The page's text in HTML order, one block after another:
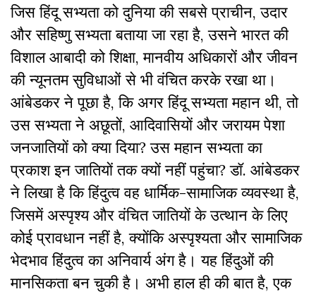
जिस हिंदू सभ्यता को दुनिया की सबसे प्राचीन, उदार
और सहिष्णु सभ्यता बताया जा रहा है, उसने भारत की
विशाल आबादी को शिक्षा, मानवीय अधिकारों और जीवन
की न्यूनतम सुविधाओं से भी वंचित करके रखा था।
आंबेडकर ने पूछा है, कि अगर हिंदू सभ्यता महान थी, तो
उस सभ्यता ने अछूतों, आदिवासियों और जरायम पेशा
जनजातियों को क्या दिया? उस महान सभ्यता का
प्रकाश इन जातियों तक क्यों नहीं पहुंचा? डॉ. आंबेडकर
ने लिखा है कि हिंदुत्व वह धार्मिक-सामाजिक व्यवस्था है,
जिसमें अस्पृश्य और वंचित जातियों के उत्थान के लिए
कोई प्रावधान नहीं है, क्योंकि अस्पृश्यता और सामाजिक
भेदभाव हिंदुत्व का अनिवार्य अंग है। यह हिंदुओं की
मानसिकता बन चुकी है। अभी हाल ही की बात है, एक